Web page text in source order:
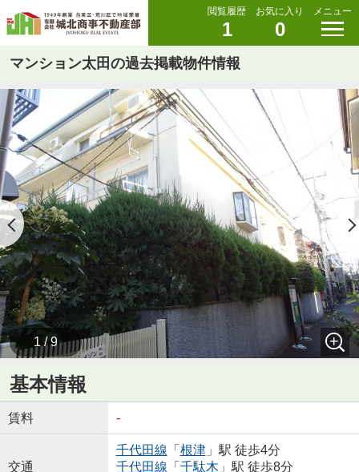
閲覧履歴
1
お気に入り
0
メニュー
マンション太田の過去掲載物件情報
1 / 9
基本情報
賃料 -
交通
千代田線 「 根津」駅 徒歩4分
千代田線 「 千駄木 」駅 徒歩8分